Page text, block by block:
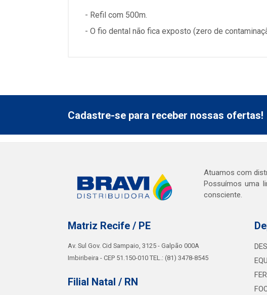
- Refil com 500m.
- O fio dental não fica exposto (zero de
Cadastre-se para receber nossas ofertas!
Atuamos com
Possuímos uma
consciente.
Matriz Recife / PE
Av. Sul Gov. Cid Sampaio, 3125 - Galpão 000A
Imbiribeira - CEP 51.150-010 TEL.: (81) 3478-8545
Filial Natal / RN